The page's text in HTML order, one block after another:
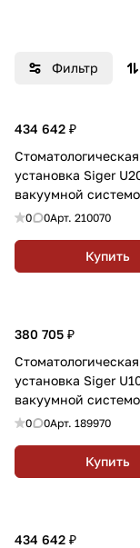
момента
компания
сохраняет
постоянно
Фильтр
434 642 ₽
Стоматологическая
установка Siger
вакуумной
аспирации
0 0Арт. 210070
Купить
380 705 ₽
Стоматологическая
установка Siger
вакуумной
аспирации
0 0Арт. 189970
Купить
434 642 ₽